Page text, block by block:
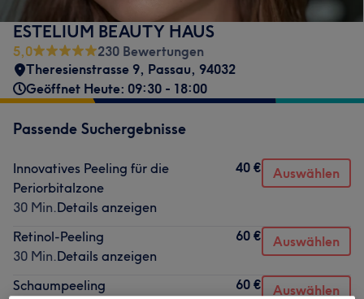
ESTELIUM BEAUTY HAUS
5,0
230 Bewertungen
Theresienstrasse 9, Passau, 94032
Geöffnet Heute: 09:30 - 18:00
Passende Suchergebnisse
Innovatives Peeling für die
Periorbitalzone
30 Min.Details anzeigen
40 € Auswählen
Retinol-Peeling
30 Min.Details anzeigen
60 € Auswählen
Schaumpeeling
60 € Auswählen